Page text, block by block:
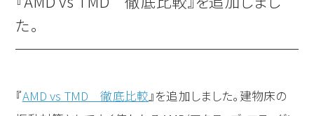
た。
『AMD vs TMD 徹底比較 』を追加しました。建物床の